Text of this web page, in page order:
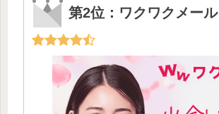
第2位：ワクワクメール